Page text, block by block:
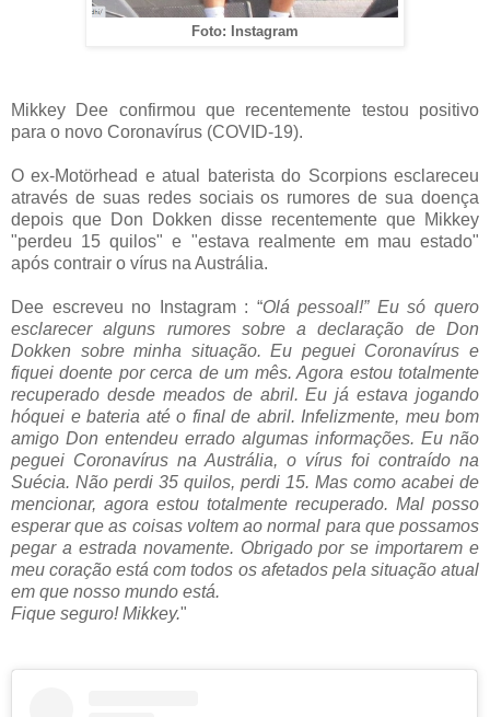
Foto: Instagram
Mikkey Dee confirmou que recentemente testou positivo
para o novo Coronavírus (COVID-19).
O ex-Motörhead e atual baterista do Scorpions esclareceu
através de suas redes sociais os rumores de sua doença
depois que Don Dokken disse recentemente que Mikkey
"perdeu 15 quilos" e "estava realmente em mau estado"
após contrair o vírus na Austrália.
Dee escreveu no Instagram : “Olá pessoal!” Eu só quero
esclarecer alguns rumores sobre a declaração de Don
Dokken sobre minha situação. Eu peguei Coronavírus e
fiquei doente por cerca de um mês. Agora estou totalmente
recuperado desde meados de abril. Eu já estava jogando
hóquei e bateria até o final de abril. Infelizmente, meu bom
amigo Don entendeu errado algumas informações. Eu não
peguei Coronavírus na Austrália, o vírus foi contraído na
Suécia. Não perdi 35 quilos, perdi 15. Mas como acabei de
mencionar, agora estou totalmente recuperado. Mal posso
esperar que as coisas voltem ao normal para que possamos
pegar a estrada novamente. Obrigado por se importarem e
meu coração está com todos os afetados pela situação atual
em que nosso mundo está.
Fique seguro! Mikkey."